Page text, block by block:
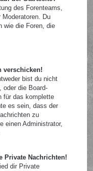
des Forenteams,
Du
wie die Foren, die
verschicken!
bist du nicht
oder die Board-
für das komplette
es sein, dass der
zu
einen Administrator,
Private Nachrichten!
dir Private